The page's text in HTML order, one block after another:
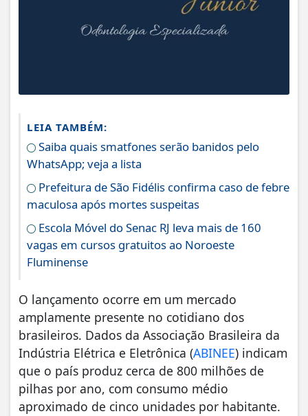
LEIA TAMBÉM:
Saiba quais smatfones serão banidos pelo
WhatsApp; veja a lista
Prefeitura de São Fidélis confirma caso de febre
maculosa após mortes suspeitas
Escola Móvel do Senac RJ leva mais de 160
vagas em cursos gratuitos ao Noroeste
Fluminense
O lançamento ocorre em um mercado
amplamente presente no cotidiano dos
brasileiros. Dados da Associação Brasileira da
Indústria Elétrica e Eletrônica (ABINEE) indicam
que o país produz cerca de 800 milhões de
pilhas por ano, com consumo médio
aproximado de cinco unidades por habitante.